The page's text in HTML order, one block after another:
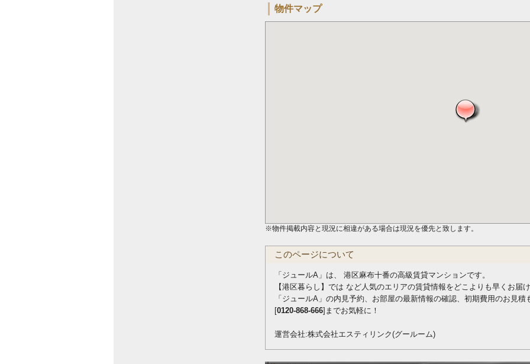
物件マップ
※物件掲載内容と現況に相違がある場合は現況を優先と致します。
このページについて
「ジュールA」は、 港区麻布十番の高級賃貸マンションです。
【港区暮らし】では など人気のエリアの賃貸情報をどこよりも早くお届け
「ジュールA」の内見予約、お部屋の最新情報の確認、初期費用のお見積
[0120-868-666]までお気軽に！
運営会社:株式会社エスティリンク(グールーム)